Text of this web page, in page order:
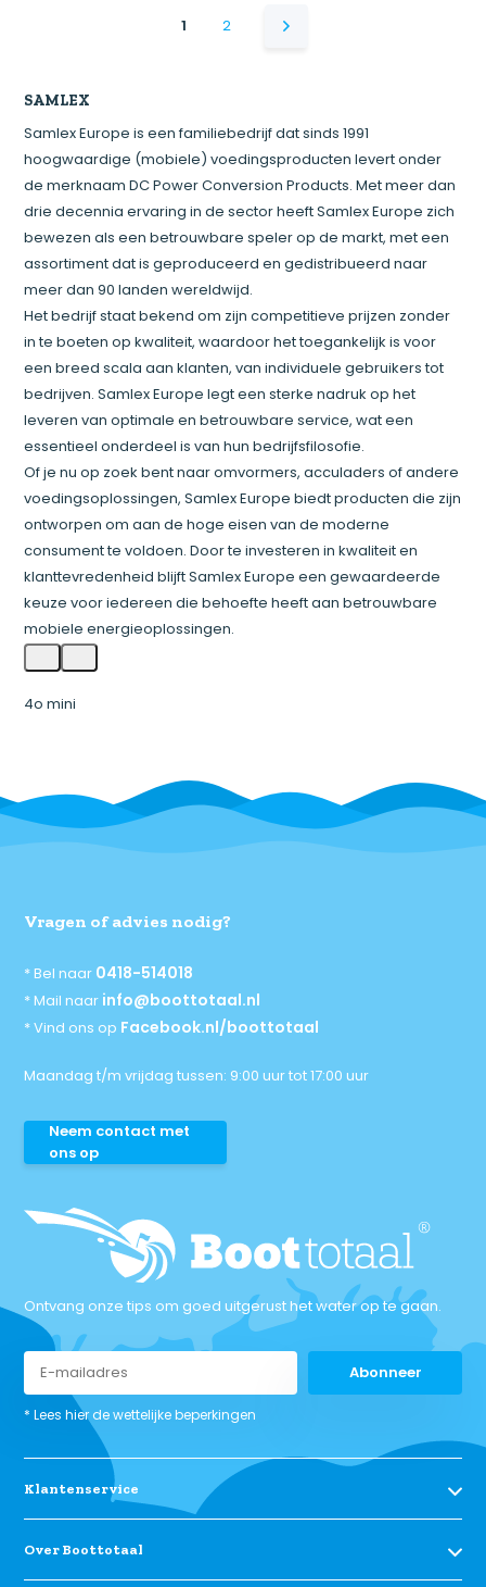
1 2
SAMLEX
Samlex Europe is een familiebedrijf dat sinds 1991
hoogwaardige (mobiele) voedingsproducten levert onder
de merknaam DC Power Conversion Products. Met meer dan
drie decennia ervaring in de sector heeft Samlex Europe zich
bewezen als een betrouwbare speler op de markt, met een
assortiment dat is geproduceerd en gedistribueerd naar
meer dan 90 landen wereldwijd.
Het bedrijf staat bekend om zijn competitieve prijzen zonder
in te boeten op kwaliteit, waardoor het toegankelijk is voor
een breed scala aan klanten, van individuele gebruikers tot
bedrijven. Samlex Europe legt een sterke nadruk op het
leveren van optimale en betrouwbare service, wat een
essentieel onderdeel is van hun bedrijfsfilosofie.
Of je nu op zoek bent naar omvormers, acculaders of andere
voedingsoplossingen, Samlex Europe biedt producten die zijn
ontworpen om aan de hoge eisen van de moderne
consument te voldoen. Door te investeren in kwaliteit en
klanttevredenheid blijft Samlex Europe een gewaardeerde
keuze voor iedereen die behoefte heeft aan betrouwbare
mobiele energieoplossingen.
4o mini
Vragen of advies nodig?
* Bel naar 0418-514018
* Mail naar info@boottotaal.nl
* Vind ons op Facebook.nl/boottotaal
Maandag t/m vrijdag tussen: 9:00 uur tot 17:00 uur
Neem contact met
ons op
Ontvang onze tips om goed uitgerust het water op te gaan.
Abonneer
* Lees hier de wettelijke beperkingen
Klantenservice
Over Boottotaal